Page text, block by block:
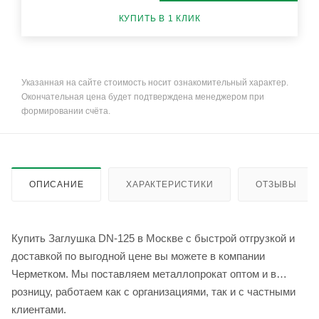
КУПИТЬ В 1 КЛИК
Указанная на сайте стоимость носит ознакомительный характер.
Окончательная цена будет подтверждена менеджером при
формировании счёта.
ОПИСАНИЕ ХАРАКТЕРИСТИКИ ОТЗЫВЫ
Купить Заглушка DN-125 в Москве с быстрой отгрузкой и
доставкой по выгодной цене вы можете в компании
Черметком. Мы поставляем металлопрокат оптом и в
розницу, работаем как с организациями, так и с частными
клиентами.